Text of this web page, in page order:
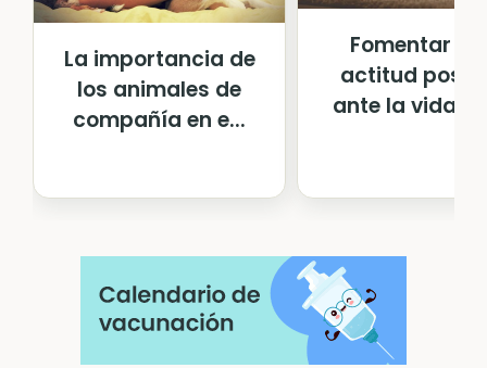
La importancia de
los animales de
compañía en e...
Fomentar
actitud
ante la vida